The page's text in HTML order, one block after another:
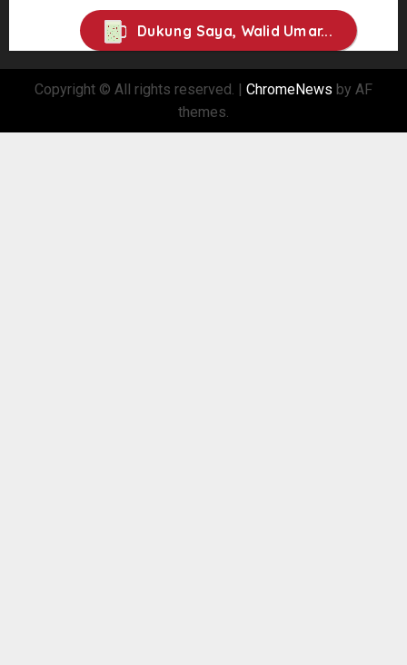
Dukung Saya, Walid Umar...
Copyright © All rights reserved. | ChromeNews by AF
themes.